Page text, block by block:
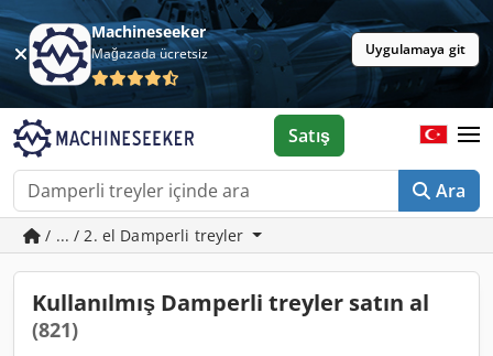
Machineseeker
Mağazada ücretsiz Uygulamaya git
Ara
Satış
/ ... / 2. el Damperli treyler
Kullanılmış Damperli treyler satın al
(821)